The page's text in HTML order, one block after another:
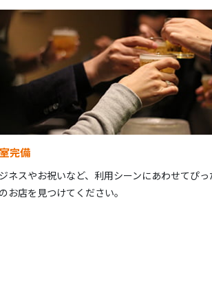
完備
ネスやお祝いなど、利用シーンにあわせてぴっ
お店を見つけてください。